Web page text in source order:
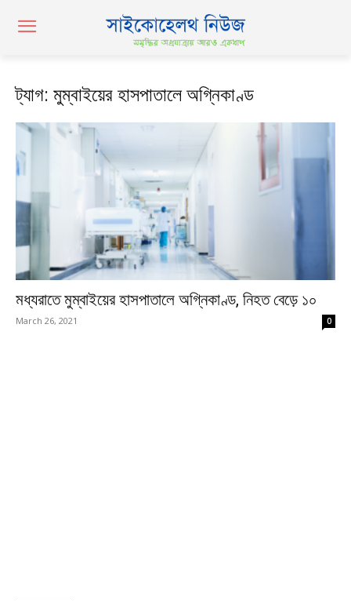
ট্যাগ: মুম্বাইয়ের হাসপাতালে অগ্নিকাণ্ড
মধ্যরাতে মুম্বাইয়ের হাসপাতালে অগ্নিকাণ্ড, নিহত বেড়ে ১০
March 26, 2021 0